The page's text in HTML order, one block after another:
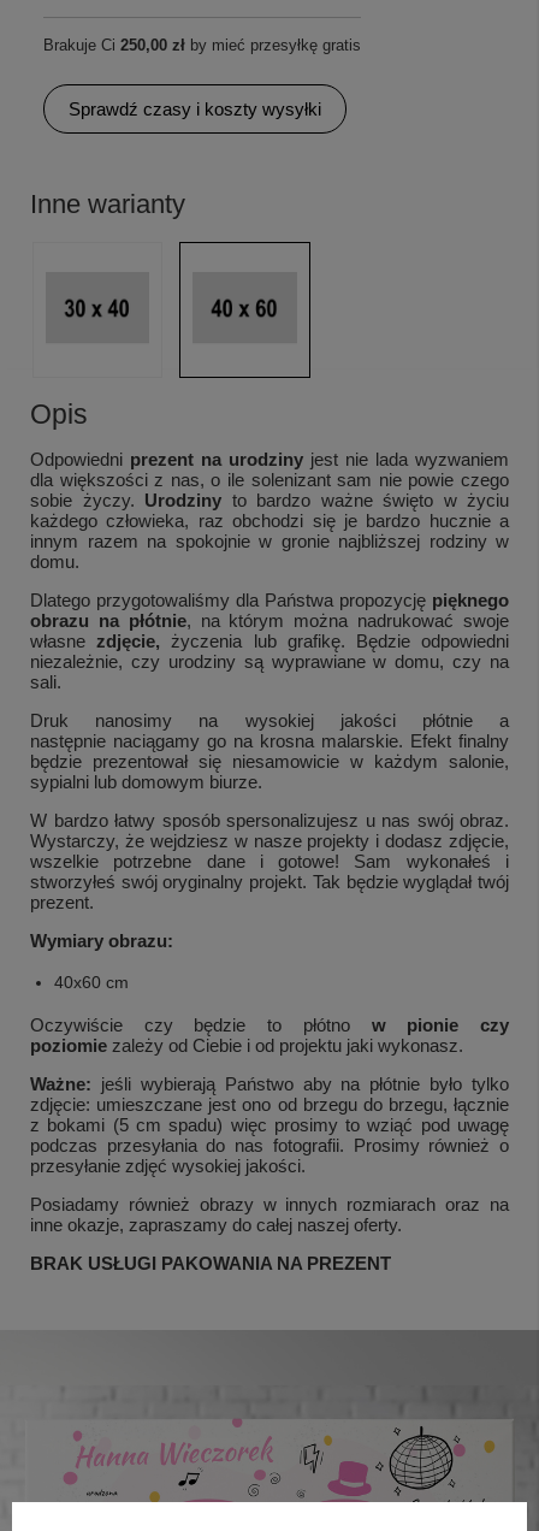
Brakuje Ci 250,00 zł by mieć przesyłkę gratis
Sprawdź czasy i koszty wysyłki
Inne warianty
Opis
Odpowiedni prezent na urodziny jest nie lada wyzwaniem
dla większości z nas, o ile solenizant sam nie powie czego
sobie życzy. Urodziny to bardzo ważne święto w życiu
każdego człowieka, raz obchodzi się je bardzo hucznie a
innym razem na spokojnie w gronie najbliższej rodziny w
domu.
Dlatego przygotowaliśmy dla Państwa propozycję pięknego
obrazu na płótnie, na którym można nadrukować swoje
własnezdjęcie, życzenia lub grafikę. Będzie odpowiedni
niezależnie, czy urodziny są wyprawiane w domu, czy na
sali.
Druk nanosimy na wysokiej jakości płótnie a
następnie naciągamy go na krosna malarskie. Efekt finalny
będzie prezentował się niesamowicie w każdym salonie,
sypialni lub domowym biurze.
W bardzo łatwy sposób spersonalizujesz u nas swój obraz.
Wystarczy, że wejdziesz w nasze projekty i dodasz zdjęcie,
wszelkie potrzebne dane i gotowe! Sam wykonałeś i
stworzyłeś swój oryginalny projekt. Tak będzie wyglądał twój
prezent.
Wymiary obrazu:
40x60 cm
Oczywiście czy będzie to płótno
w pionie czy
poziomie zależy od Ciebie i od projektu jaki wykonasz.
Ważne: jeśli wybierają Państwo aby na płótnie było tylko
zdjęcie: umieszczane jest ono od brzegu do brzegu, łącznie
z bokami (5 cm spadu) więc prosimy to wziąć pod uwagę
podczas przesyłania do nas fotografii. Prosimy również o
przesyłanie zdjęć wysokiej jakości.
Posiadamy również obrazy w innych rozmiarach oraz na
inne okazje, zapraszamy do całej naszej oferty.
BRAK USŁUGI PAKOWANIA NA PREZENT